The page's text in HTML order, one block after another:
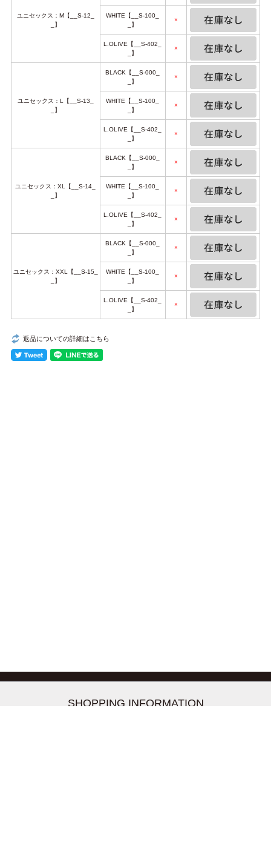
ユニセックス：M【__S-12_
_】
WHITE【__S-100_
_】
×
L.OLIVE【__S-402_
_】
×
ユニセックス：L【__S-13_
_】
BLACK【__S-000_
_】
×
WHITE【__S-100_
_】
×
L.OLIVE【__S-402_
_】
×
ユニセックス：XL【__S-14_
_】
BLACK【__S-000_
_】
×
WHITE【__S-100_
_】
×
L.OLIVE【__S-402_
_】
×
ユニセックス：XXL【__S-15_
_】
BLACK【__S-000_
_】
×
WHITE【__S-100_
_】
×
L.OLIVE【__S-402_
_】
×
返品についての詳細はこちら
SHOPPING INFORMATION